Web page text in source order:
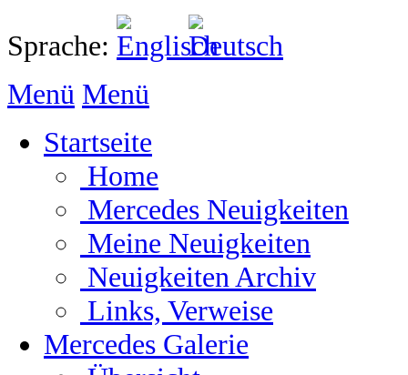
Sprache:
Menü Menü
Startseite
Home
Mercedes Neuigkeiten
Meine Neuigkeiten
Neuigkeiten Archiv
Links, Verweise
Mercedes Galerie